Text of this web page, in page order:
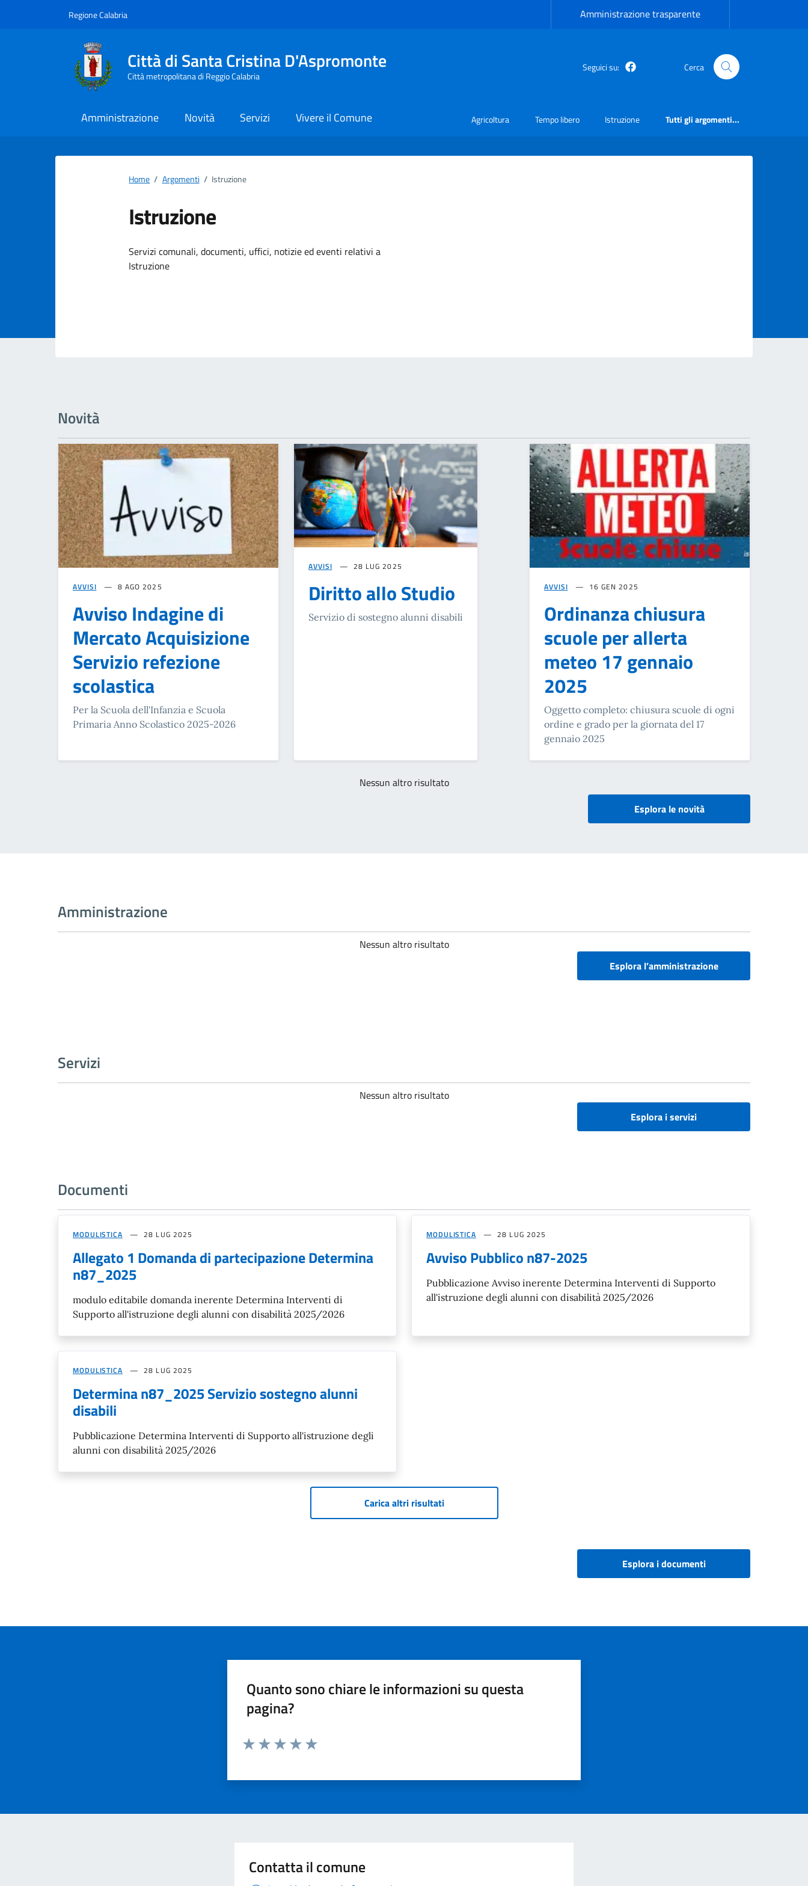
Regione Calabria Amministrazione trasparente
Città di Santa Cristina D'Aspromonte
Città metropolitana di Reggio Calabria
Seguici su: Facebook Cerca
Amministrazione Novità Servizi Vivere il Comune Agricoltura Tempo libero Istruzione Tutti gli argomenti...
Home / Argomenti / Istruzione
Istruzione
Dettagli dell'argomento
Servizi comunali, documenti, uffici, notizie ed eventi relativi a
Istruzione
Novità
AVVISI 8 AGO 2025
Avviso Indagine di
Mercato Acquisizione
Servizio refezione
scolastica
Per la Scuola dell'Infanzia e Scuola
Primaria Anno Scolastico 2025-2026
AVVISI 28 LUG 2025
Diritto allo Studio
Servizio di sostegno alunni disabili
AVVISI 16 GEN 2025
Ordinanza chiusura
scuole per allerta
meteo 17 gennaio
2025
Oggetto completo: chiusura scuole di ogni
ordine e grado per la giornata del 17
gennaio 2025
Nessun altro risultato
Esplora le novità
Amministrazione
Nessun altro risultato
Esplora l’amministrazione
Servizi
Nessun altro risultato
Esplora i servizi
Documenti
MODULISTICA 28 LUG 2025
Allegato 1 Domanda di partecipazione Determina
n87_2025
modulo editabile domanda inerente Determina Interventi di
Supporto all'istruzione degli alunni con disabilità 2025/2026
MODULISTICA 28 LUG 2025
Avviso Pubblico n87-2025
Pubblicazione Avviso inerente Determina Interventi di Supporto
all'istruzione degli alunni con disabilità 2025/2026
MODULISTICA 28 LUG 2025
Determina n87_2025 Servizio sostegno alunni
disabili
Pubblicazione Determina Interventi di Supporto all'istruzione degli
alunni con disabilità 2025/2026
Carica altri risultati
Esplora i documenti
Quanto sono chiare le informazioni su questa
pagina?
Contatta il comune